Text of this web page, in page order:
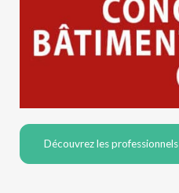
Découvrez les professionnels